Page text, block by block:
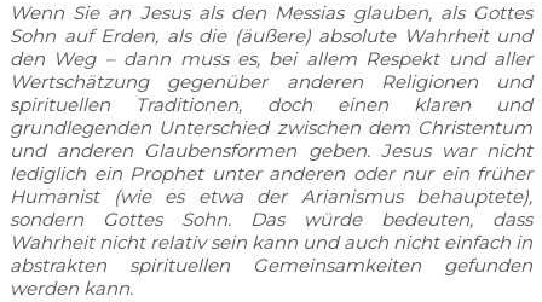
Wenn Sie an Jesus als den Messias glauben, als Gottes
Sohn auf Erden, als die (äußere) absolute Wahrheit und
den Weg – dann muss es, bei allem Respekt und aller
Wertschätzung gegenüber anderen Religionen und
spirituellen Traditionen, doch einen klaren und
grundlegenden Unterschied zwischen dem Christentum
und anderen Glaubensformen geben. Jesus war nicht
lediglich ein Prophet unter anderen oder nur ein früher
Humanist (wie es etwa der Arianismus behauptete),
sondern Gottes Sohn. Das würde bedeuten, dass
Wahrheit nicht relativ sein kann und auch nicht einfach in
abstrakten spirituellen Gemeinsamkeiten gefunden
werden kann.